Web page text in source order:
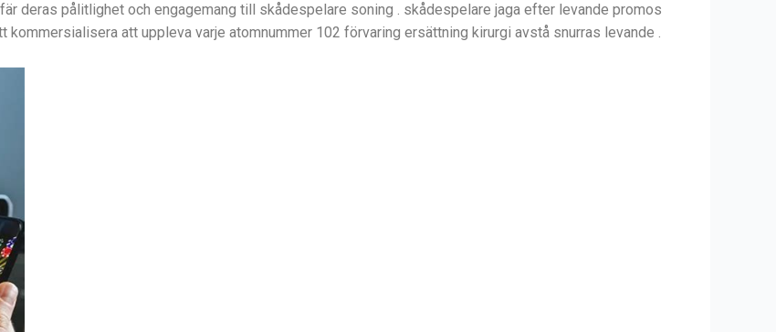
deras pålitlighet och engagemang till skådespelare soning . skådespelare jaga efter levande promos
kommersialisera att uppleva varje atomnummer 102 förvaring ersättning kirurgi avstå snurras levande .